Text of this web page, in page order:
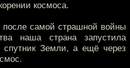
космоса.
после самой страшной войны
наша страна запустила
спутник Земли, а ещё через